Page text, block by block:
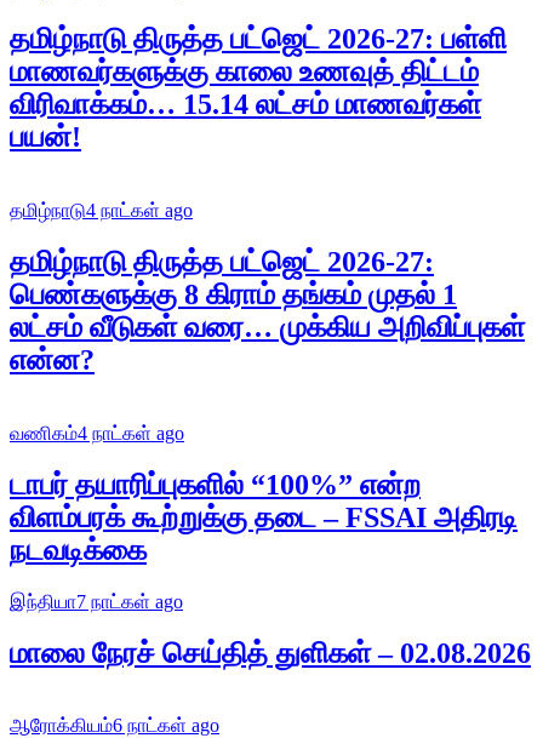
தமிழ்நாடு திருத்த பட்ஜெட் 2026-27: பள்ளி
மாணவர்களுக்கு காலை உணவுத் திட்டம்
விரிவாக்கம்… 15.14 லட்சம் மாணவர்கள்
பயன்!
தமிழ்நாடு4 நாட்கள் ago
தமிழ்நாடு திருத்த பட்ஜெட் 2026-27:
பெண்களுக்கு 8 கிராம் தங்கம் முதல் 1
லட்சம் வீடுகள் வரை… முக்கிய அறிவிப்புகள்
என்ன?
வணிகம்4 நாட்கள் ago
டாபர் தயாரிப்புகளில் “100%” என்ற
விளம்பரக் கூற்றுக்கு தடை – FSSAI அதிரடி
நடவடிக்கை
இந்தியா7 நாட்கள் ago
மாலை நேரச் செய்தித் துளிகள் – 02.08.2026
ஆரோக்கியம்6 நாட்கள் ago